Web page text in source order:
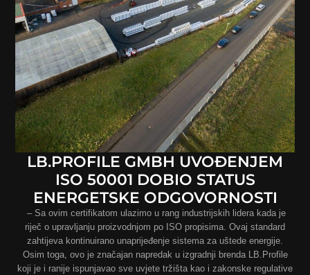
LB.PROFILE GMBH UVOĐENJEM
ISO 50001 DOBIO STATUS
ENERGETSKE ODGOVORNOSTI
– Sa ovim certifikatom ulazimo u rang industrijskih lidera kada je
riječ o upravljanju proizvodnjom po ISO propisima. Ovaj standard
zahtijeva kontinuirano unaprijeđenje sistema za uštede energije.
Osim toga, ovo je značajan napredak u izgradnji brenda LB.Profile
koji je i ranije ispunjavao sve uvjete tržišta kao i zakonske regulative